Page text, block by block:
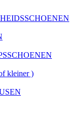
kleiner )